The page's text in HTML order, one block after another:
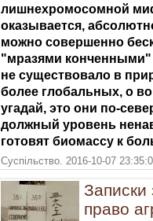
лишнехромосомной
оказывается,
можно совершенно
"мразями конченными"
не существовало в
более глобальных, о
угадай, это они по-
должный уровень
готовят биомассу к
Суспільство. 2016-10-07
Записки
право